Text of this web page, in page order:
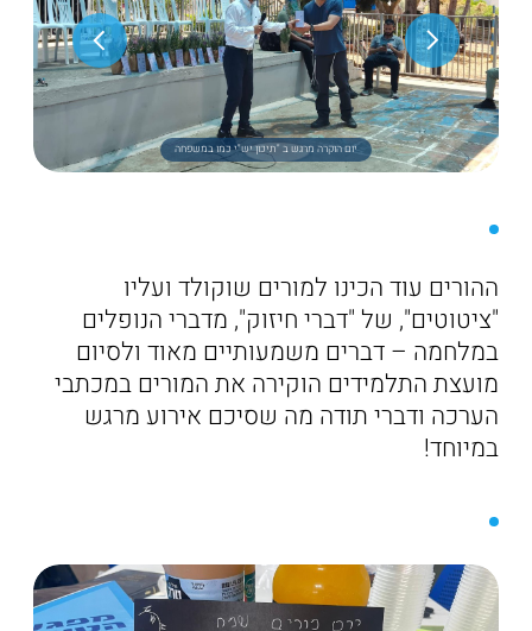
יום הוקרה מרגש ב "תיכון יש"י כמו במשפחה
ההורים עוד הכינו למורים שוקולד ועליו
"ציטוטים", של "דברי חיזוק", מדברי הנופלים
במלחמה – דברים משמעותיים מאוד ולסיום
מועצת התלמידים הוקירה את המורים במכתבי
הערכה ודברי תודה מה שסיכם אירוע מרגש
במיוחד!